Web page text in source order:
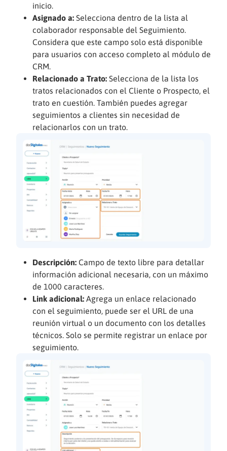
inicio.
Asignado a: Selecciona dentro de la lista al
colaborador responsable del Seguimiento.
Considera que este campo solo está disponible
para usuarios con acceso completo al módulo de
CRM.
Relacionado a Trato: Selecciona de la lista los
tratos relacionados con el Cliente o Prospecto, el
trato en cuestión. También puedes agregar
seguimientos a clientes sin necesidad de
relacionarlos con un trato.
Descripción: Campo de texto libre para detallar
información adicional necesaria, con un máximo
de 1000 caracteres.
Link adicional: Agrega un enlace relacionado
con el seguimiento, puede ser el URL de una
reunión virtual o un documento con los detalles
técnicos. Solo se permite registrar un enlace por
seguimiento.